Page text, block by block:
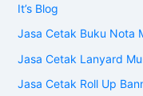
It’s Blog
Jasa Cetak Buku Nota
Jasa Cetak Lanyard
Jasa Cetak Roll Up